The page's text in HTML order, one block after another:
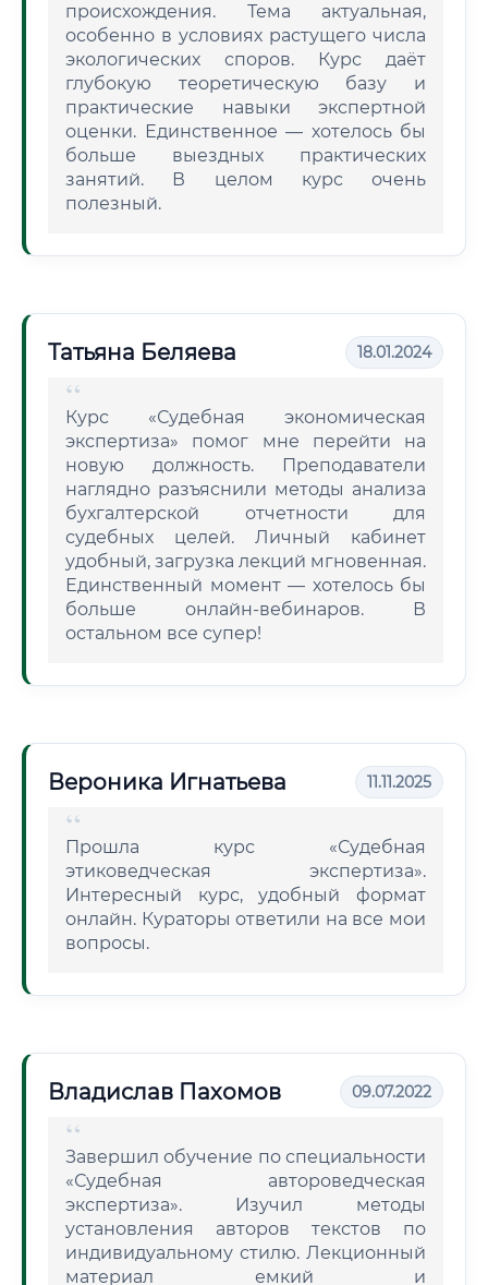
происхождения. Тема актуальная,
особенно в условиях растущего числа
экологических споров. Курс даёт
глубокую теоретическую базу и
практические навыки экспертной
оценки. Единственное — хотелось бы
больше выездных практических
занятий. В целом курс очень
полезный.
Татьяна Беляева 18.01.2024
Курс «Судебная экономическая
экспертиза» помог мне перейти на
новую должность. Преподаватели
наглядно разъяснили методы анализа
бухгалтерской отчетности для
судебных целей. Личный кабинет
удобный, загрузка лекций мгновенная.
Единственный момент — хотелось бы
больше онлайн-вебинаров. В
остальном все супер!
Вероника Игнатьева 11.11.2025
Прошла курс «Судебная
этиковедческая экспертиза».
Интересный курс, удобный формат
онлайн. Кураторы ответили на все мои
вопросы.
Владислав Пахомов 09.07.2022
Завершил обучение по специальности
«Судебная автороведческая
экспертиза». Изучил методы
установления авторов текстов по
индивидуальному стилю. Лекционный
материал емкий и